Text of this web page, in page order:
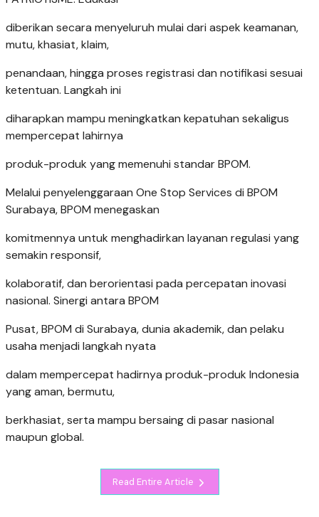
diberikan secara menyeluruh mulai dari aspek keamanan,
mutu, khasiat, klaim,
penandaan, hingga proses registrasi dan notifikasi sesuai
ketentuan. Langkah ini
diharapkan mampu meningkatkan kepatuhan sekaligus
mempercepat lahirnya
produk-produk yang memenuhi standar BPOM.
Melalui penyelenggaraan One Stop Services di BPOM
Surabaya, BPOM menegaskan
komitmennya untuk menghadirkan layanan regulasi yang
semakin responsif,
kolaboratif, dan berorientasi pada percepatan inovasi
nasional. Sinergi antara BPOM
Pusat, BPOM di Surabaya, dunia akademik, dan pelaku
usaha menjadi langkah nyata
dalam mempercepat hadirnya produk-produk Indonesia
yang aman, bermutu,
berkhasiat, serta mampu bersaing di pasar nasional
maupun global.
Read Entire Article